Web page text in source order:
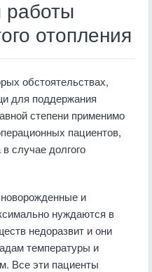
работы
отопления
обстоятельствах,
для поддержания
степени применимо
пациентов,
случае долгого
и
нуждаются в
недоразвит и они
температуры и
Все эти пациенты